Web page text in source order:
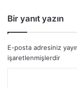
Bir yanıt yazın
E-posta adresiniz
işaretlenmişlerdir